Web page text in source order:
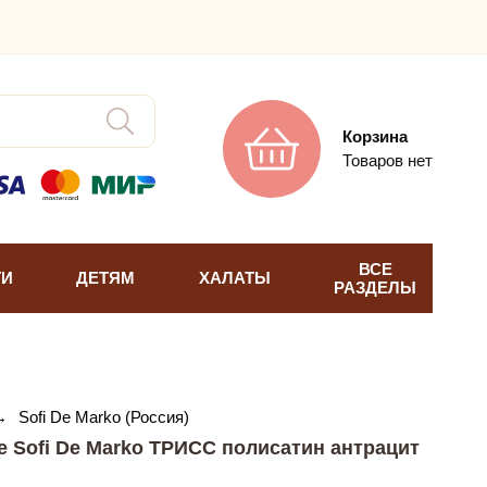
Корзина
Товаров нет
ДЕТЯМ ХАЛАТЫ
ВСЕ
РАЗДЕЛЫ
Sofi De Marko (Россия)
Sofi De Marko ТРИСС полисатин антрацит